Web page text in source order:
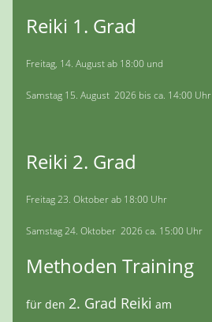
Reiki 1. Grad
Freitag, 14. August ab 18:00 und
Samstag 15. August 2026 bis ca. 14:00 Uhr
Reiki 2. Grad
Freitag 23. Oktober ab 18:00 Uhr
Samstag 24. Oktober 2026 ca. 15:00 Uhr
Methoden Training
für den 2. Grad Reiki am